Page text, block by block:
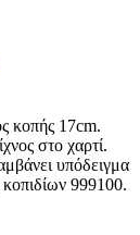
κοπής 17cm.
στο χαρτί.
υπόδειγμα
κοπιδίων 999100.